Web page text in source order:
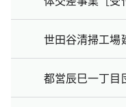
世田谷清掃工場
都営辰巳一丁目